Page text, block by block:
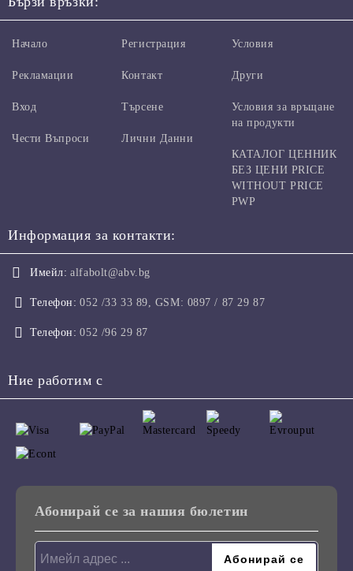
Начало
Рекламации
Вход
Чести Въпроси
Регистрация
Контакт
Търсене
Лични Данни
Условия
Други
Условия за връщане
на продукти
КАТАЛОГ ЦЕННИК
БЕЗ ЦЕНИ PRICE
WITHOUT PRICE
PWP
Информация за контакти:
Имейл: alfabolt@abv.bg
Телефон: 052 /33 33 89, GSM: 0897 / 87 29 87
Телефон: 052 /96 29 87
Ние работим с
Абонирай се за нашия бюлетин